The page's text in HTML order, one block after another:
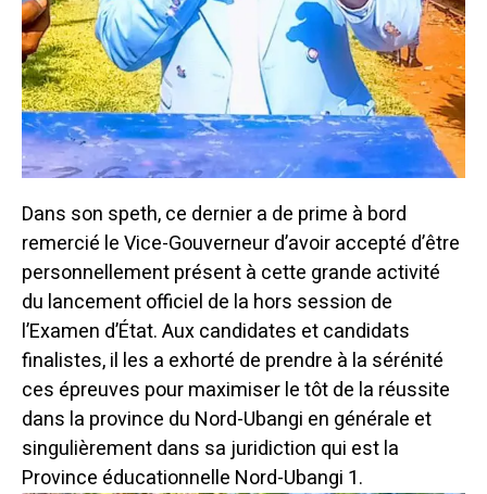
Dans son speth, ce dernier a de prime à bord
remercié le Vice-Gouverneur d’avoir accepté d’être
personnellement présent à cette grande activité
du lancement officiel de la hors session de
l’Examen d’État. Aux candidates et candidats
finalistes, il les a exhorté de prendre à la sérénité
ces épreuves pour maximiser le tôt de la réussite
dans la province du Nord-Ubangi en générale et
singulièrement dans sa juridiction qui est la
Province éducationnelle Nord-Ubangi 1.